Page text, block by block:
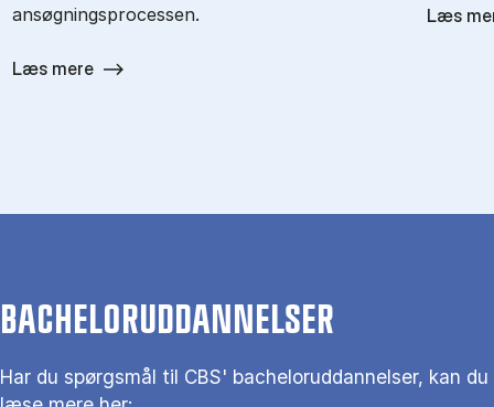
ansøgningsprocessen.
Læs mere
Læs
BACHELORUDDANNELSER
Har du spørgsmål til CBS' bacheloruddannelser, kan du